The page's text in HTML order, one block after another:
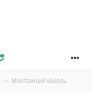
> Монтажный кабель